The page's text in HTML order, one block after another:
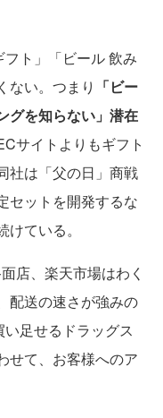
ト」「ビール 飲み
ない。つまり 「ビー
グを知らない」潜在
サイトよりもギフト
社は「父の日」商戦
セットを開発するな
ている。
店、楽天市場はわく
配送の速さが強みの
足せるドラッグス
せて、お客様へのア